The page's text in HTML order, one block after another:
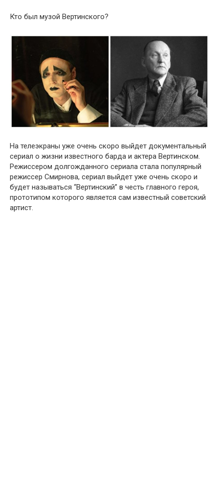
Кто был музой Вертинского?
На телеэкраны уже очень скоро выйдет документальный
сериал о жизни известного барда и актера Вертинском.
Режиссером долгожданного сериала стала популярный
режиссер Смирнова, сериал выйдет уже очень скоро и
будет называться “Вертинский” в честь главного героя,
прототипом которого является сам известный советский
артист.